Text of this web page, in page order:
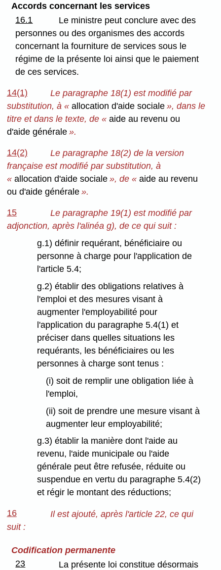
Accords concernant les services
16.1
Le ministre peut conclure avec des
personnes ou des organismes des accords
concernant la fourniture de services sous le
régime de la présente loi ainsi que le paiement
de ces services.
14(1)
Le paragraphe 18(1) est modifié par
substitution, à « allocation d'aide sociale», dans le
titre et dans le texte, de « aide au revenu ou
d'aide générale».
14(2)
Le paragraphe 18(2) de la version
française est modifié par substitution, à
« allocation d'aide sociale», de « aide au revenu
ou d'aide générale».
15
Le paragraphe 19(1) est modifié par
adjonction, après l'alinéa g), de ce qui suit :
g.1) définir requérant, bénéficiaire ou
personne à charge pour l'application de
l'article 5.4;
g.2) établir des obligations relatives à
l'emploi et des mesures visant à
augmenter l'employabilité pour
l'application du paragraphe 5.4(1) et
préciser dans quelles situations les
requérants, les bénéficiaires ou les
personnes à charge sont tenus :
(i) soit de remplir une obligation liée à
l'emploi,
(ii) soit de prendre une mesure visant à
augmenter leur employabilité;
g.3) établir la manière dont l'aide au
revenu, l'aide municipale ou l'aide
générale peut être refusée, réduite ou
suspendue en vertu du paragraphe 5.4(2)
et régir le montant des réductions;
16
Il est ajouté, après l'article 22, ce qui
suit :
Codification permanente
23
La présente loi constitue désormais